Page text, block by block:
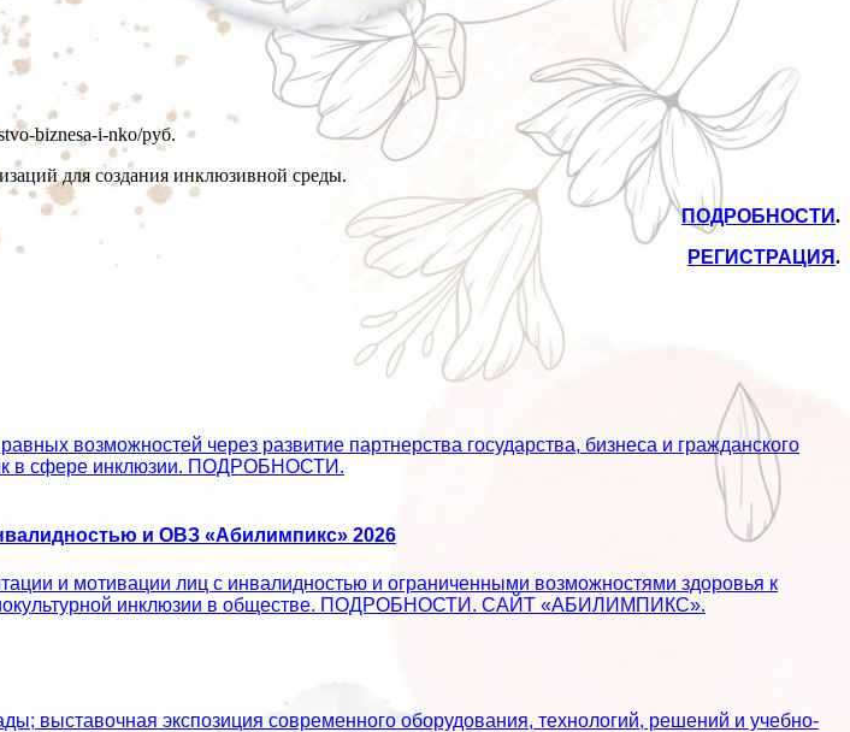
biznesa-i-nko/руб.
для создания инклюзивной среды.
ПОДРОБНОСТИ.
РЕГИСТРАЦИЯ.
возможностей через развитие партнерства государства, бизнеса и гражданского
в сфере инклюзии. ПОДРОБНОСТИ.
и ОВЗ «Абилимпикс» 2026
и мотивации лиц с инвалидностью и ограниченными возможностями здоровья к
инклюзии в обществе. ПОДРОБНОСТИ. САЙТ «АБИЛИМПИКС».
выставочная экспозиция современного оборудования, технологий, решений и учебно-